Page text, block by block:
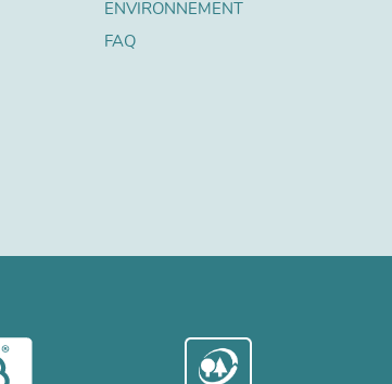
ENVIRONNEMENT
FAQ